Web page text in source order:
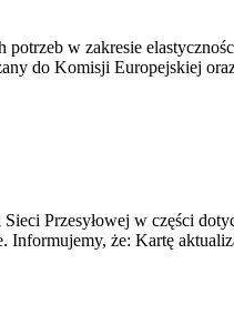
w zakresie
do Komisji Europejskiej
Przesyłowej w części
że: Kartę